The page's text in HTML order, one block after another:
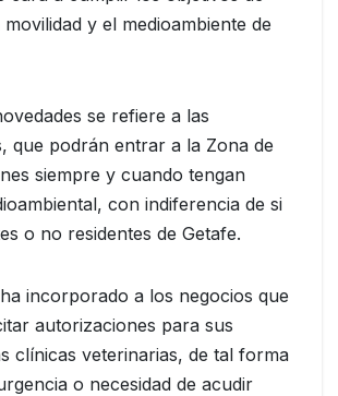
y el medioambiente de
se refiere a las
que podrán entrar a la Zona de
siempre y cuando tengan
con indiferencia de si
o no residentes de Getafe.
incorporado a los negocios que
autorizaciones para sus
clínicas veterinarias, de tal forma
o necesidad de acudir